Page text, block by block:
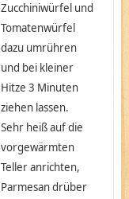
Zucchiniwürfel und
Tomatenwürfel
dazu umrühren
und bei kleiner
Hitze 3 Minuten
ziehen lassen.
Sehr heiß auf die
vorgewärmten
Teller anrichten,
Parmesan drüber